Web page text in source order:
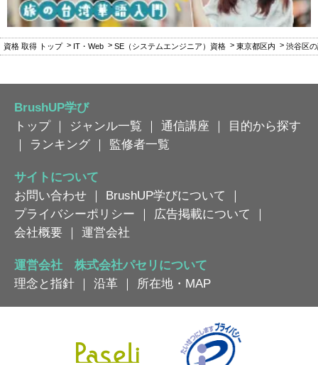
資格 取得 トップ IT・Web SE（システムエンジニア）資格 東京都区内 渋谷区
BrushUP学び
トップ｜ ジャンル一覧 ｜ 通信講座 ｜
目的から探す
｜
ランキング ｜ 監修者一覧
サイトについて
お問い合わせ ｜ BrushUP学びについて
｜
プライバシーポリシー ｜ 広告掲載について
｜
会社概要 ｜ 運営会社
運営会社 株式会社パセリについて
理念と指針 ｜ 沿革 ｜ 所在地・MAP